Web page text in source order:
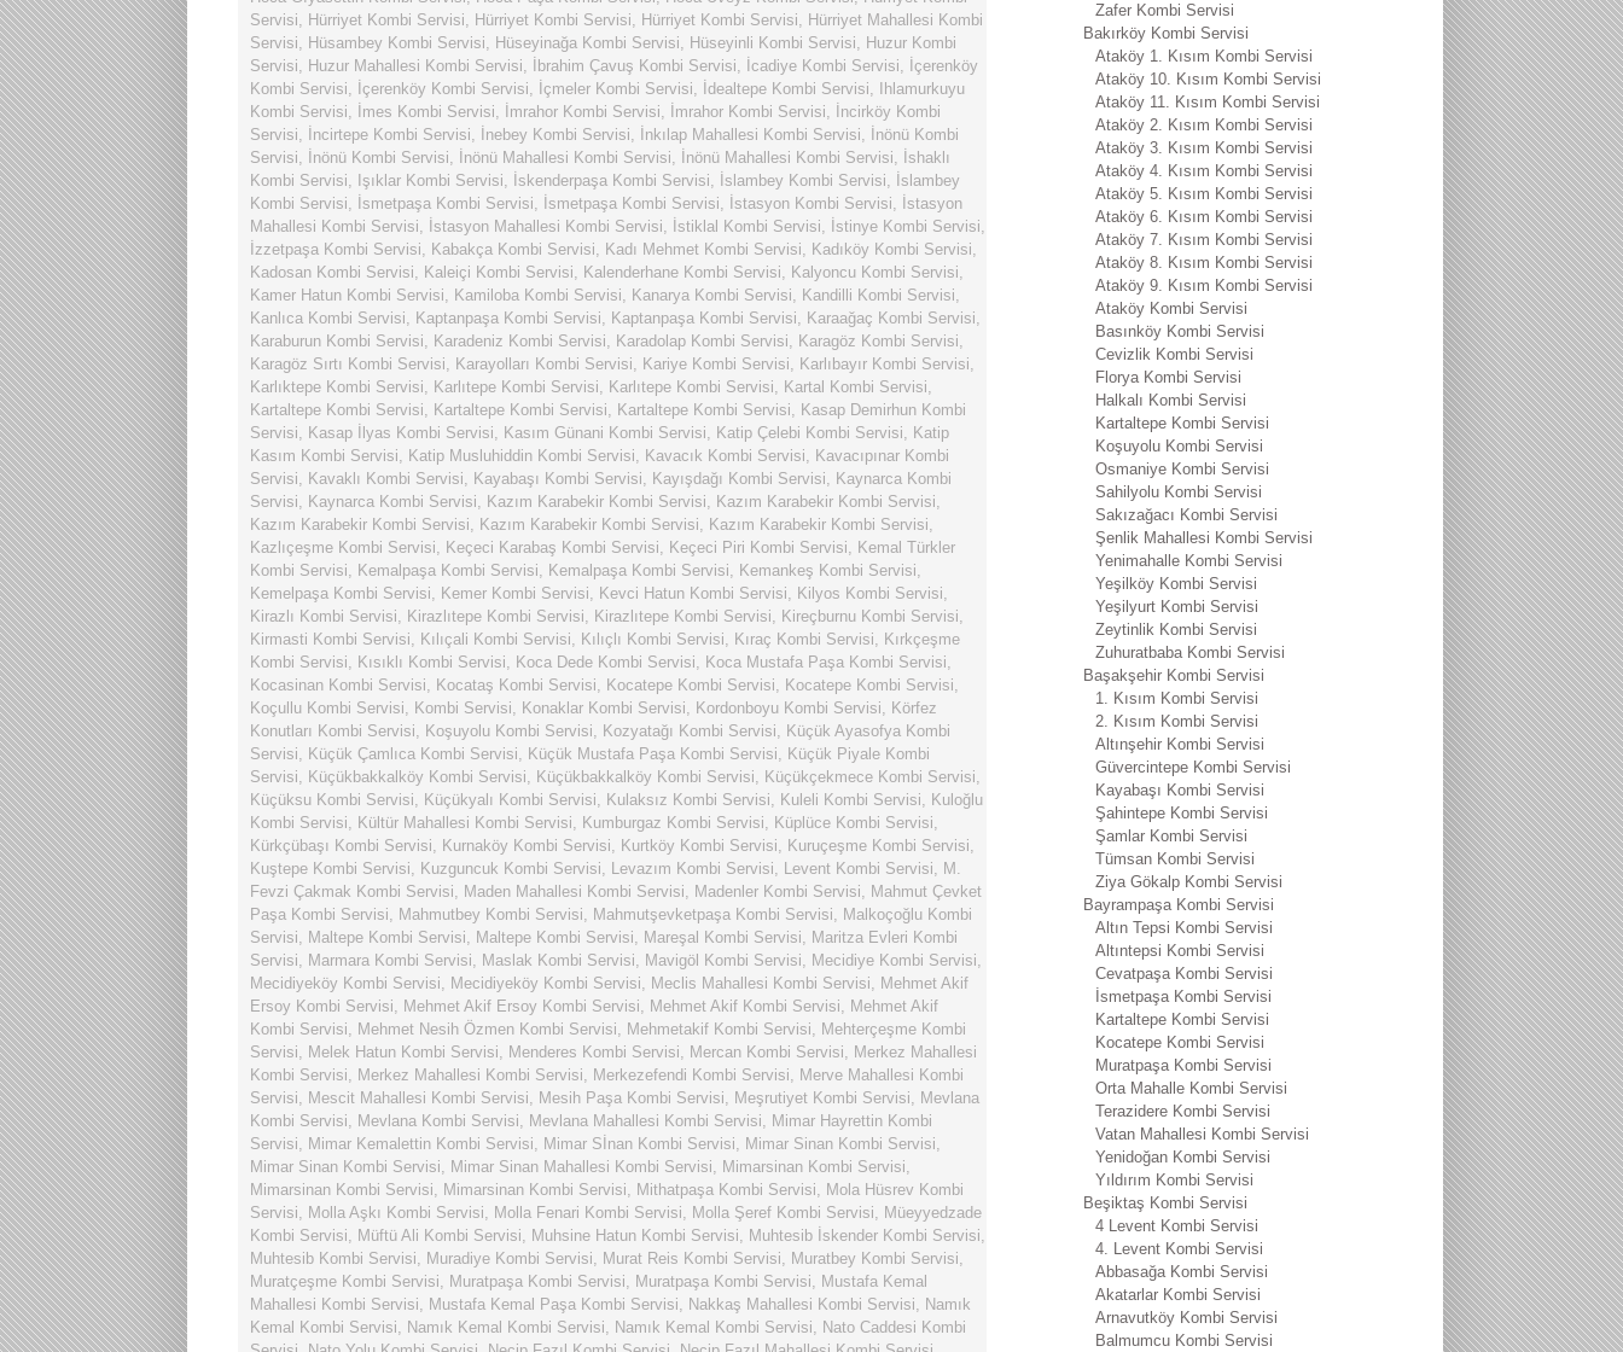
Servisi, Hürriyet Kombi Servisi, Hürriyet Kombi Servisi, Hürriyet Kombi Servisi, Hürriyet Mahallesi Kombi
Servisi, Hüsambey Kombi Servisi, Hüseyinağa Kombi Servisi, Hüseyinli Kombi Servisi, Huzur Kombi
Servisi, Huzur Mahallesi Kombi Servisi, İbrahim Çavuş Kombi Servisi, İcadiye Kombi Servisi, İçerenköy
Kombi Servisi, İçerenköy Kombi Servisi, İçmeler Kombi Servisi, İdealtepe Kombi Servisi,
Ihlamurkuyu
Kombi Servisi, İmes Kombi Servisi, İmrahor Kombi Servisi, İmrahor Kombi Servisi,
İncirköy Kombi
Servisi, İncirtepe Kombi Servisi, İnebey Kombi Servisi, İnkılap Mahallesi Kombi Servisi,
İnönü Kombi
Servisi, İnönü Kombi Servisi, İnönü Mahallesi Kombi Servisi, İnönü Mahallesi Kombi Servisi, İshaklı
Kombi Servisi, Işıklar Kombi Servisi, İskenderpaşa Kombi Servisi, İslambey Kombi Servisi, İslambey
Kombi Servisi, İsmetpaşa Kombi Servisi, İsmetpaşa Kombi Servisi, İstasyon Kombi Servisi, İstasyon
Mahallesi Kombi Servisi, İstasyon Mahallesi Kombi Servisi, İstiklal Kombi Servisi, İstinye Kombi Servisi,
İzzetpaşa Kombi Servisi, Kabakça Kombi Servisi, Kadı Mehmet Kombi Servisi, Kadıköy Kombi Servisi,
Kadosan Kombi Servisi, Kaleiçi Kombi Servisi, Kalenderhane Kombi Servisi, Kalyoncu Kombi Servisi,
Kamer Hatun Kombi Servisi, Kamiloba Kombi Servisi, Kanarya Kombi Servisi, Kandilli Kombi Servisi,
Kanlıca Kombi Servisi, Kaptanpaşa Kombi Servisi, Kaptanpaşa Kombi Servisi, Karaağaç Kombi Servisi,
Karaburun Kombi Servisi, Karadeniz Kombi Servisi, Karadolap Kombi Servisi, Karagöz Kombi Servisi,
Karagöz Sırtı Kombi Servisi, Karayolları Kombi Servisi, Kariye Kombi Servisi, Karlıbayır Kombi Servisi,
Karlıktepe Kombi Servisi, Karlıtepe Kombi Servisi, Karlıtepe Kombi Servisi, Kartal Kombi Servisi,
Kartaltepe Kombi Servisi, Kartaltepe Kombi Servisi, Kartaltepe Kombi Servisi, Kasap Demirhun Kombi
Servisi, Kasap İlyas Kombi Servisi, Kasım Günani Kombi Servisi, Katip Çelebi Kombi Servisi, Katip
Kasım Kombi Servisi, Katip Musluhiddin Kombi Servisi, Kavacık Kombi Servisi, Kavacıpınar Kombi
Servisi, Kavaklı Kombi Servisi, Kayabaşı Kombi Servisi, Kayışdağı Kombi Servisi, Kaynarca Kombi
Servisi, Kaynarca Kombi Servisi, Kazım Karabekir Kombi Servisi, Kazım Karabekir Kombi Servisi,
Kazım Karabekir Kombi Servisi, Kazım Karabekir Kombi Servisi, Kazım Karabekir Kombi Servisi,
Kazlıçeşme Kombi Servisi, Keçeci Karabaş Kombi Servisi, Keçeci Piri Kombi Servisi, Kemal Türkler
Kombi Servisi, Kemalpaşa Kombi Servisi, Kemalpaşa Kombi Servisi, Kemankeş Kombi Servisi,
Kemelpaşa Kombi Servisi, Kemer Kombi Servisi, Kevci Hatun Kombi Servisi, Kilyos Kombi Servisi,
Kirazlı Kombi Servisi, Kirazlıtepe Kombi Servisi, Kirazlıtepe Kombi Servisi, Kireçburnu Kombi Servisi,
Kirmasti Kombi Servisi, Kılıçali Kombi Servisi, Kılıçlı Kombi Servisi, Kıraç Kombi Servisi, Kırkçeşme
Kombi Servisi, Kısıklı Kombi Servisi, Koca Dede Kombi Servisi, Koca Mustafa Paşa Kombi Servisi,
Kocasinan Kombi Servisi, Kocataş Kombi Servisi, Kocatepe Kombi Servisi, Kocatepe Kombi Servisi,
Koçullu Kombi Servisi, Kombi Servisi, Konaklar Kombi Servisi, Kordonboyu Kombi Servisi, Körfez
Konutları Kombi Servisi, Koşuyolu Kombi Servisi, Kozyatağı Kombi Servisi, Küçük Ayasofya Kombi
Servisi, Küçük Çamlıca Kombi Servisi, Küçük Mustafa Paşa Kombi Servisi, Küçük Piyale Kombi
Servisi, Küçükbakkalköy Kombi Servisi, Küçükbakkalköy Kombi Servisi, Küçükçekmece Kombi Servisi,
Küçüksu Kombi Servisi, Küçükyalı Kombi Servisi, Kulaksız Kombi Servisi, Kuleli Kombi Servisi, Kuloğlu
Kombi Servisi, Kültür Mahallesi Kombi Servisi, Kumburgaz Kombi Servisi, Küplüce Kombi Servisi,
Kürkçübaşı Kombi Servisi, Kurnaköy Kombi Servisi, Kurtköy Kombi Servisi, Kuruçeşme Kombi Servisi,
Kuştepe Kombi Servisi, Kuzguncuk Kombi Servisi, Levazım Kombi Servisi, Levent Kombi Servisi, M.
Fevzi Çakmak Kombi Servisi, Maden Mahallesi Kombi Servisi, Madenler Kombi Servisi, Mahmut Çevket
Paşa Kombi Servisi, Mahmutbey Kombi Servisi, Mahmutşevketpaşa Kombi Servisi, Malkoçoğlu Kombi
Servisi, Maltepe Kombi Servisi, Maltepe Kombi Servisi, Mareşal Kombi Servisi, Maritza Evleri Kombi
Servisi, Marmara Kombi Servisi, Maslak Kombi Servisi, Mavigöl Kombi Servisi, Mecidiye Kombi Servisi,
Mecidiyeköy Kombi Servisi, Mecidiyeköy Kombi Servisi, Meclis Mahallesi Kombi Servisi, Mehmet Akif
Ersoy Kombi Servisi, Mehmet Akif Ersoy Kombi Servisi, Mehmet Akif Kombi Servisi, Mehmet Akif
Kombi Servisi, Mehmet Nesih Özmen Kombi Servisi, Mehmetakif Kombi Servisi, Mehterçeşme Kombi
Servisi, Melek Hatun Kombi Servisi, Menderes Kombi Servisi, Mercan Kombi Servisi, Merkez Mahallesi
Kombi Servisi, Merkez Mahallesi Kombi Servisi, Merkezefendi Kombi Servisi, Merve Mahallesi Kombi
Servisi, Mescit Mahallesi Kombi Servisi, Mesih Paşa Kombi Servisi, Meşrutiyet Kombi Servisi, Mevlana
Kombi Servisi, Mevlana Kombi Servisi, Mevlana Mahallesi Kombi Servisi, Mimar Hayrettin Kombi
Servisi, Mimar Kemalettin Kombi Servisi, Mimar Sİnan Kombi Servisi, Mimar Sinan Kombi Servisi,
Mimar Sinan Kombi Servisi, Mimar Sinan Mahallesi Kombi Servisi, Mimarsinan Kombi Servisi,
Mimarsinan Kombi Servisi, Mimarsinan Kombi Servisi, Mithatpaşa Kombi Servisi, Mola Hüsrev Kombi
Servisi, Molla Aşkı Kombi Servisi, Molla Fenari Kombi Servisi, Molla Şeref Kombi Servisi, Müeyyedzade
Kombi Servisi, Müftü Ali Kombi Servisi, Muhsine Hatun Kombi Servisi, Muhtesib İskender Kombi Servisi,
Muhtesib Kombi Servisi, Muradiye Kombi Servisi, Murat Reis Kombi Servisi, Muratbey Kombi Servisi,
Muratçeşme Kombi Servisi, Muratpaşa Kombi Servisi, Muratpaşa Kombi Servisi, Mustafa Kemal
Mahallesi Kombi Servisi, Mustafa Kemal Paşa Kombi Servisi, Nakkaş Mahallesi Kombi Servisi, Namık
Kemal Kombi Servisi, Namık Kemal Kombi Servisi, Namık Kemal Kombi Servisi, Nato Caddesi Kombi
Zafer Kombi Servisi
Bakırköy Kombi Servisi
Ataköy 1. Kısım Kombi Servisi
Ataköy 10. Kısım Kombi Servisi
Ataköy 11. Kısım Kombi Servisi
Ataköy 2. Kısım Kombi Servisi
Ataköy 3. Kısım Kombi Servisi
Ataköy 4. Kısım Kombi Servisi
Ataköy 5. Kısım Kombi Servisi
Ataköy 6. Kısım Kombi Servisi
Ataköy 7. Kısım Kombi Servisi
Ataköy 8. Kısım Kombi Servisi
Ataköy 9. Kısım Kombi Servisi
Ataköy Kombi Servisi
Basınköy Kombi Servisi
Cevizlik Kombi Servisi
Florya Kombi Servisi
Halkalı Kombi Servisi
Kartaltepe Kombi Servisi
Koşuyolu Kombi Servisi
Osmaniye Kombi Servisi
Sahilyolu Kombi Servisi
Sakızağacı Kombi Servisi
Şenlik Mahallesi Kombi Servisi
Yenimahalle Kombi Servisi
Yeşilköy Kombi Servisi
Yeşilyurt Kombi Servisi
Zeytinlik Kombi Servisi
Zuhuratbaba Kombi Servisi
Başakşehir Kombi Servisi
1. Kısım Kombi Servisi
2. Kısım Kombi Servisi
Altınşehir Kombi Servisi
Güvercintepe Kombi Servisi
Kayabaşı Kombi Servisi
Şahintepe Kombi Servisi
Şamlar Kombi Servisi
Tümsan Kombi Servisi
Ziya Gökalp Kombi Servisi
Bayrampaşa Kombi Servisi
Altın Tepsi Kombi Servisi
Altıntepsi Kombi Servisi
Cevatpaşa Kombi Servisi
İsmetpaşa Kombi Servisi
Kartaltepe Kombi Servisi
Kocatepe Kombi Servisi
Muratpaşa Kombi Servisi
Orta Mahalle Kombi Servisi
Terazidere Kombi Servisi
Vatan Mahallesi Kombi Servisi
Yenidoğan Kombi Servisi
Yıldırım Kombi Servisi
Beşiktaş Kombi Servisi
4 Levent Kombi Servisi
4. Levent Kombi Servisi
Abbasağa Kombi Servisi
Akatarlar Kombi Servisi
Arnavutköy Kombi Servisi
Balmumcu Kombi Servisi